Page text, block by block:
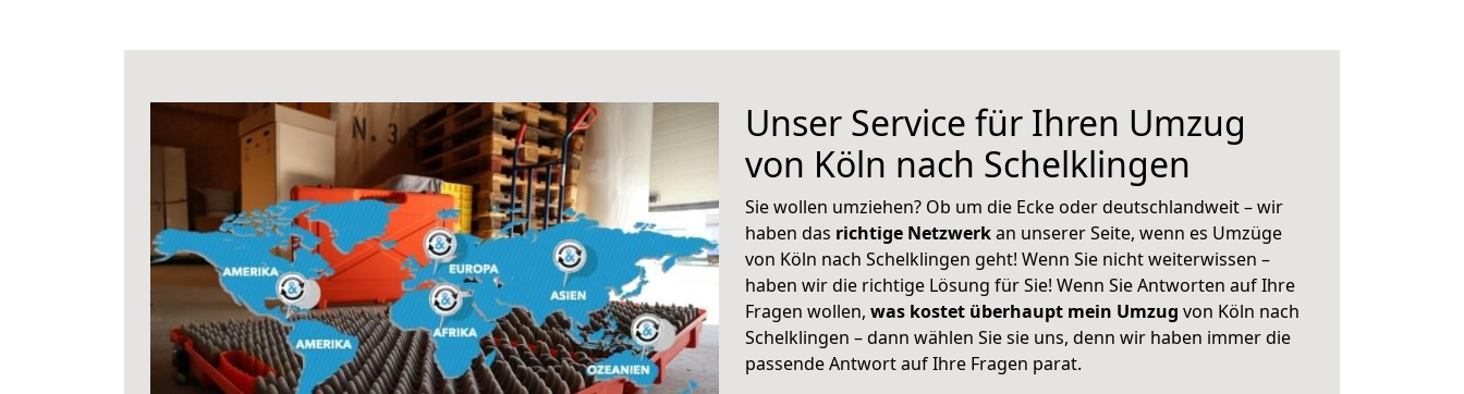
Unser Service für Ihren Umzug
von Köln nach Schelklingen
Sie wollen umziehen? Ob um die Ecke oder deutschlandweit – wir
haben das richtige Netzwerkan unserer Seite, wenn es Umzüge
von Köln nach Schelklingen geht! Wenn Sie nicht weiterwissen –
haben wir die richtige Lösung für Sie! Wenn Sie Antworten auf Ihre
Fragen wollen, was kostet überhaupt mein Umzug von Köln nach
Schelklingen – dann wählen Sie sie uns, denn wir haben immer die
passende Antwort auf Ihre Fragen parat.